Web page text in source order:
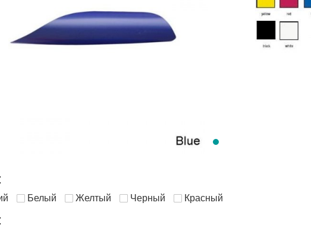
Белый Желтый Черный Красный